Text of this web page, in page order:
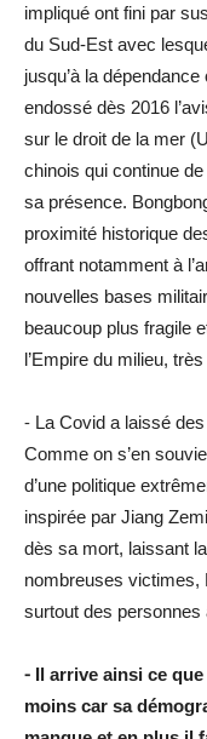
impliqué ont fini par
du Sud-Est avec
jusqu’à la
endossé dès 2016
sur le droit de la mer
chinois qui continue
sa présence.
proximité historique
offrant notamment à
nouvelles bases
beaucoup plus fragile
l’Empire du milieu,
⁃ La Covid a laissé
Comme on s’en
d’une politique
inspirée par Jiang
dès sa mort, laissant
nombreuses victimes,
surtout des personnes
⁃ Il arrive ainsi ce
moins car sa